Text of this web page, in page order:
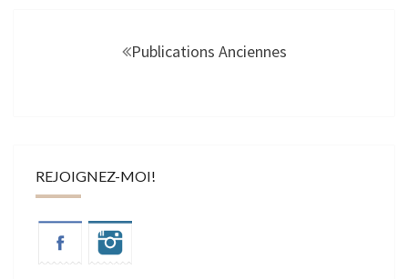
Publications Anciennes
REJOIGNEZ-MOI!